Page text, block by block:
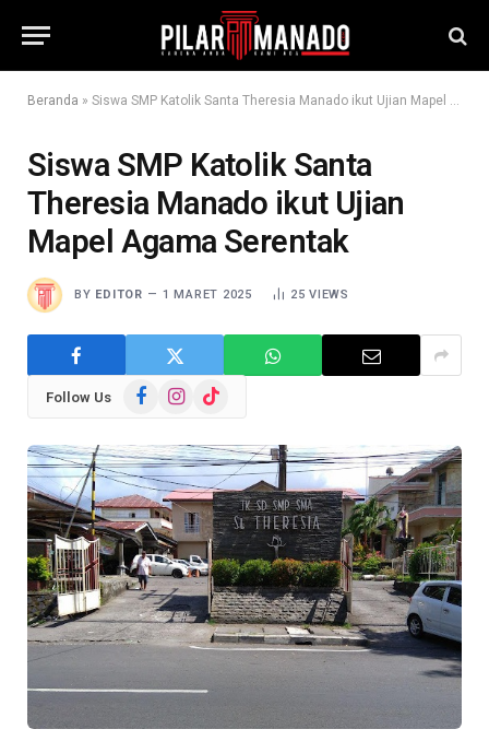
Beranda » Siswa SMP Katolik Santa Theresia Manado ikut Ujian Mapel Agama Serentak
Siswa SMP Katolik Santa
Theresia Manado ikut Ujian
Mapel Agama Serentak
BY EDITOR 1 MARET 2025 25VIEWS
Follow Us FacebookInstagram
TikTok